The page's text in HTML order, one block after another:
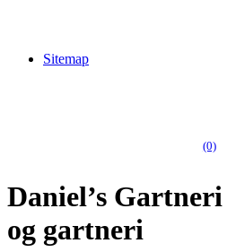
Sitemap
(0)
Daniel’s
og gartneri